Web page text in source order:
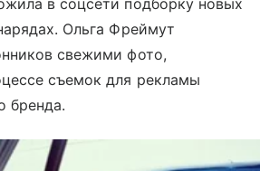
в соцсети подборку новых
Ольга Фреймут
свежими фото,
съемок для рекламы
бренда.